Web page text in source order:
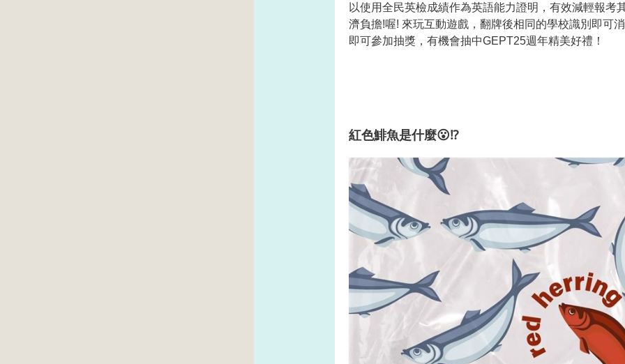
以使用全民英檢成績作為英語能力證明，有效減輕報考
濟負擔!喔! 來玩互動遊戲，翻牌後相同的學校識別即可
即可參加抽獎，有機會抽中GEPT25週年精美好禮！
紅色鯡魚是什麼😮⁉